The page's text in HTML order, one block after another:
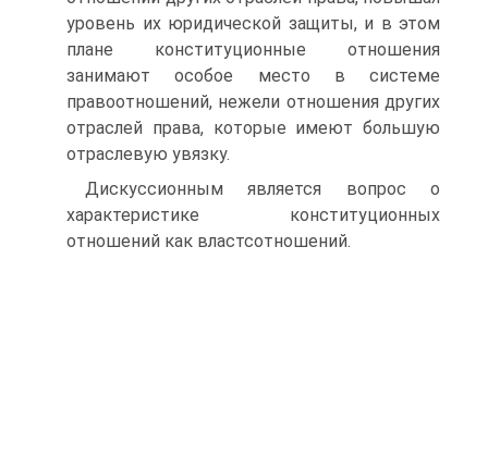
уровень их юридической защиты, и в этом
плане конституционные отношения
занимают особое место в системе
правоотношений, нежели отношения других
отраслей права, которые имеют большую
отраслевую увязку.
Дискуссионным является вопрос о
характеристике конституционных
отношений как властсотношений.